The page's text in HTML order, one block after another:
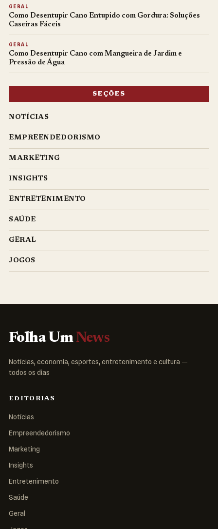
GERAL
Como Desentupir Cano Entupido com Gordura: Soluções
Caseiras Fáceis
GERAL
Como Desentupir Cano com Mangueira de Jardim e
Pressão de Água
SEÇÕES
NOTÍCIAS
EMPREENDEDORISMO
MARKETING
INSIGHTS
ENTRETENIMENTO
SAÚDE
GERAL
JOGOS
Folha Um News
Notícias, economia, esportes, entretenimento e cultura —
todos os dias
EDITORIAS
Notícias
Empreendedorismo
Marketing
Insights
Entretenimento
Saúde
Geral